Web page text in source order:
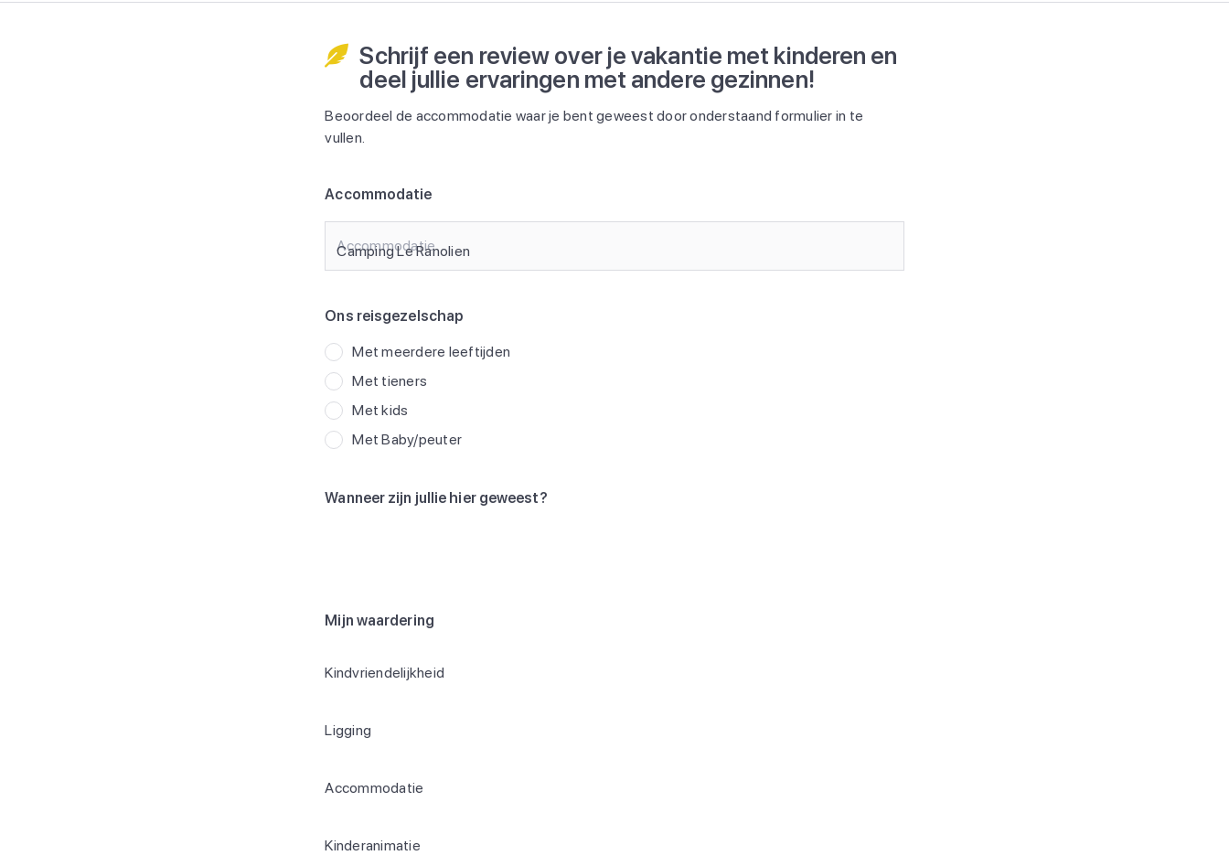
Schrijf een review over je vakantie met kinderen en
deel jullie ervaringen met andere gezinnen!
Beoordeel de accommodatie waar je bent geweest door onderstaand formulier in te
vullen.
Accommodatie
Accommodatie
Ons reisgezelschap
Met meerdere leeftijden
Met tieners
Met kids
Met Baby/peuter
Wanneer zijn jullie hier geweest?
Mijn waardering
Kindvriendelijkheid
Ligging
Accommodatie
Kinderanimatie